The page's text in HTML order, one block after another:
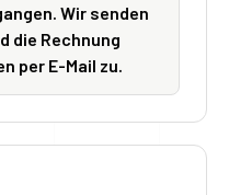
Wir senden
die Rechnung
per E-Mail zu.